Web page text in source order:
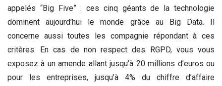
appelés “Big Five” : ces cinq géants de la technologie
dominent aujourd’hui le monde grâce au Big Data. Il
concerne aussi toutes les compagnie répondant à ces
critères. En cas de non respect des RGPD, vous vous
exposez à un amende allant jusqu’à 20 millions d’euros ou
pour les entreprises, jusqu’à 4% du chiffre d’affaire